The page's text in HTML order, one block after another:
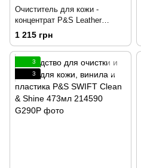
Очиститель для кожи -
концентрат P&S Leather
Cleaner Concentrate 946мл
1 215 грн
3
3